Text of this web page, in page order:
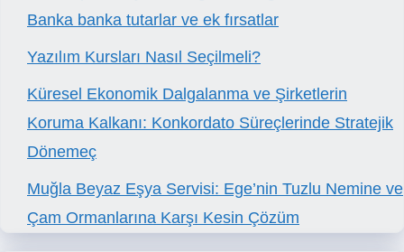
Banka banka tutarlar ve ek fırsatlar
Yazılım Kursları Nasıl Seçilmeli?
Küresel Ekonomik Dalgalanma ve Şirketlerin
Koruma Kalkanı: Konkordato Süreçlerinde Stratejik
Dönemeç
Muğla Beyaz Eşya Servisi: Ege’nin Tuzlu Nemine ve
Çam Ormanlarına Karşı Kesin Çözüm